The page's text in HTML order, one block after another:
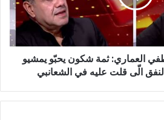
العماري: ثمة شكون يحبّو يمشيو
الّى قلت عليه في الشعانبي